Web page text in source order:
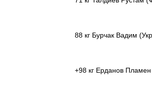
88 кг Бурчак Вадим
+98 кг Ерданов